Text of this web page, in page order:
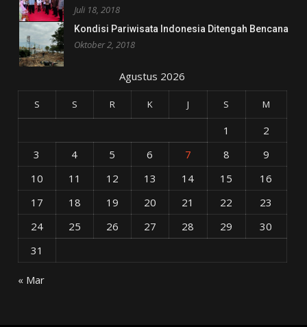
Juli 18, 2018
Kondisi Pariwisata Indonesia Ditengah Bencana
Oktober 2, 2018
Agustus 2026
S S R K J S M
1
2
3
4 5 6 7 8
9
10
11 12 13 14 15
16
17
18 19 20 21 22
23
24
25 26 27 28 29
30
31
« Mar